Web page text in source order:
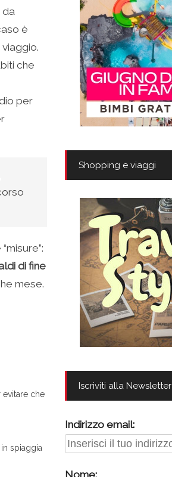
da
è
che
per
di fine
mese.
che
spiaggia
Shopping e viaggi
Iscriviti alla Newsletter
Indirizzo email: